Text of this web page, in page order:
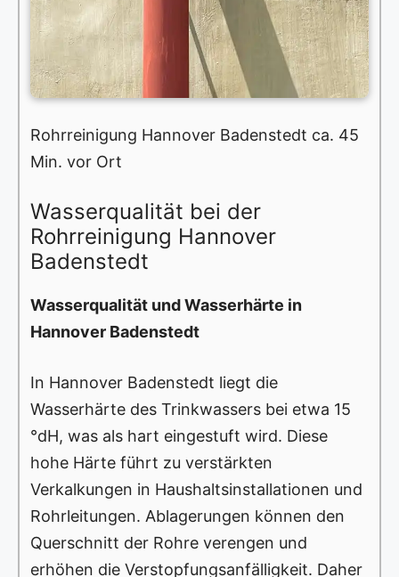
Rohrreinigung Hannover Badenstedt ca. 45
Min. vor Ort
Wasserqualität bei der
Rohrreinigung Hannover
Badenstedt
Wasserqualität und Wasserhärte in
Hannover Badenstedt
In Hannover Badenstedt liegt die
Wasserhärte des Trinkwassers bei etwa 15
°dH, was als hart eingestuft wird. Diese
hohe Härte führt zu verstärkten
Verkalkungen in Haushaltsinstallationen und
Rohrleitungen. Ablagerungen können den
Querschnitt der Rohre verengen und
erhöhen die Verstopfungsanfälligkeit. Daher